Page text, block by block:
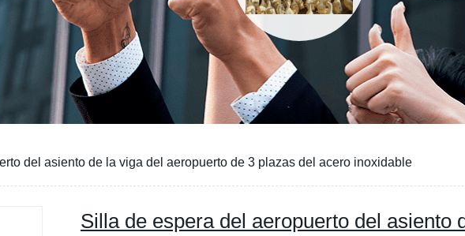
del asiento de la viga del aeropuerto de 3 plazas del acero inoxidable
Silla de espera del aeropuerto del asiento